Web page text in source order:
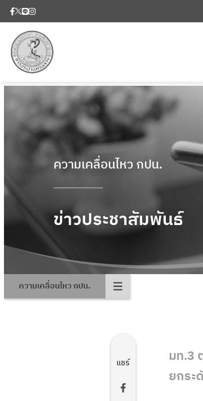
ความเคลื่อนไหว กปน.
ข่าวประชาสัมพันธ์
ความเคลื่อนไหว กปน.
แชร์
มท.3
ยกระ